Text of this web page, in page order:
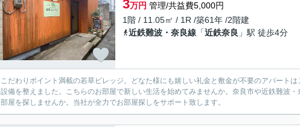
3万円 管理/共益費5,000円
1階 / 11.05㎡ / 1R /築61年 /2階建
近鉄難波・奈良線 「近鉄奈良 」駅 徒歩4分
こだわりポイント満載の若草ビレッジ。どなた様にも嬉しい礼金と敷金が不要のアパート
設備を整えました。こちらのお部屋で新しい生活を始めてみませんか。奈良市や近鉄難波
部屋を探しませんか。当社が全力でお部屋探しをサポート致します。